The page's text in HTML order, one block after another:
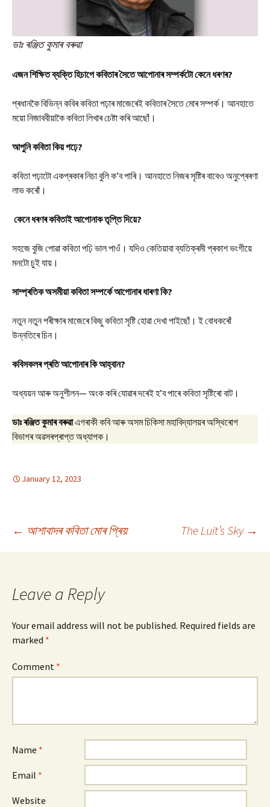
ডাঃ ৰঞ্জিত কুমাৰ বৰুৱা
এজনশিক্ষিতব্যক্তিহিচাপেকবিতাৰসৈতেআপোনাৰসম্পৰ্কটোকেনেধৰণৰ?
প্ৰধানকৈ বিভিন্ন কবিৰ কবিতা পঢ়াৰ মাজেৰেই কবিতাৰ সৈতে মোৰ সম্পৰ্ক। আনহাতে
ময়ো নিজাববীয়াকৈ কবিতা লিখাৰ চেষ্টা কৰি আছোঁ।
আপুনিকবিতাকিয়পঢ়ে?
কবিতা পঢ়াটো একপ্ৰকাৰ নিচা বুলি ক’ব পাৰি। আনহাতে নিজৰ সৃষ্টিৰ বাবেও অনুপ্ৰেৰণা
লাভ কৰোঁ।
কেনেধৰণৰকবিতাইআপোনাকতৃপ্তিদিয়ে?
সহজে বুজি পোৱা কবিতা পঢ়ি ভাল পাওঁ। যদিও কেতিয়াবা ব্যতিক্ৰমী প্ৰকাশ ভংগীয়ে
মনটো চুই যায়।
সাম্প্ৰতিকঅসমীয়াকবিতাসম্পৰ্কেআপোনাৰধাৰণাকি?
নতুন নতুন পৰীক্ষাৰ মাজেৰে কিছু কবিতা সৃষ্টি হোৱা দেখা পাইছোঁ। ই বোধকৰোঁ
উন্নতিৰে চিন।
কবিসকলৰপ্ৰতিআপোনাৰকিআহ্বান?
অধ্যয়ন আৰু অনুশীলন— অংক কৰি যোৱাৰ দৰেই হ’ব পাৰে কবিতা সৃষ্টিৰো বাট।
ডাঃ ৰঞ্জিত কুমাৰ বৰুৱাএগৰাকী কবি আৰু অসম চিকিসা মহাবিদ্যালয়ৰ অস্থিৰোগ
বিভাগৰ অৱসৰপ্ৰাপ্ত অধ্যাপক।
January 12, 2023
Post
← আশাবাদৰ কবিতা মোৰ প্ৰিয় The Luit’s Sky →
Leave a Reply
Your email address will not be published. Required fields are
marked *
Comment *
Name *
Email *
Website